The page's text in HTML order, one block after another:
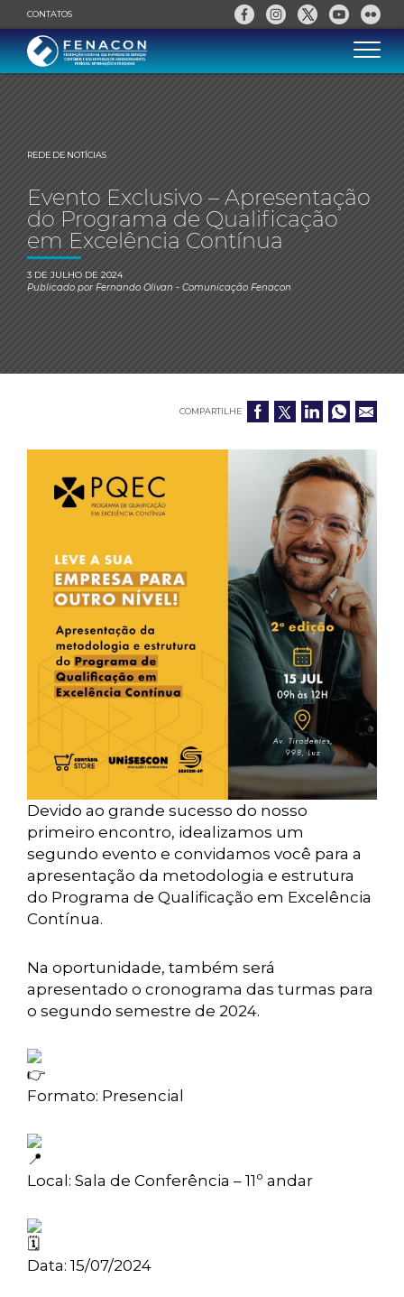
CONTATOS
REDE DE NOTÍCIAS
Evento Exclusivo – Apresentação
do Programa de Qualificação
em Excelência Contínua
3 DE JULHO DE 2024
Publicado porFernando Olivan- Comunicação Fenacon
COMPARTILHE
Devido ao grande sucesso do nosso
primeiro encontro, idealizamos um
segundo evento e convidamos você para a
apresentação da metodologia e estrutura
do Programa de Qualificação em Excelência
Contínua.
Na oportunidade, também será
apresentado o cronograma das turmas para
o segundo semestre de 2024.
Formato: Presencial
Local: Sala de Conferência – 11º andar
Data: 15/07/2024